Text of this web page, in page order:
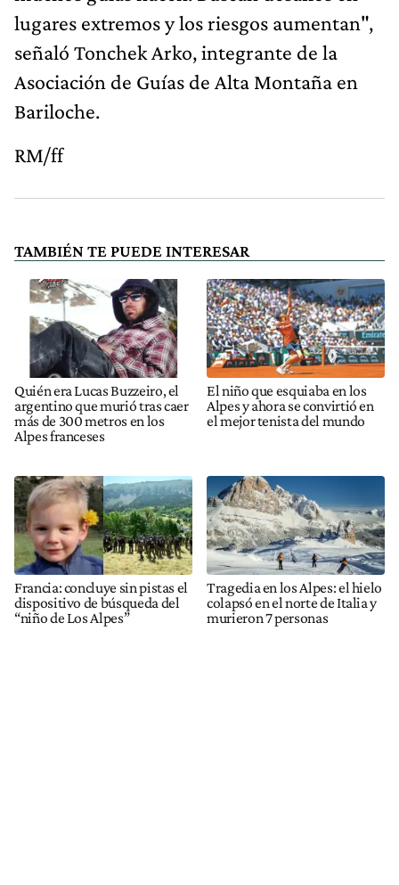
lugares extremos y los riesgos aumentan",
señaló Tonchek Arko, integrante de la
Asociación de Guías de Alta Montaña en
Bariloche.
RM/ff
TAMBIÉN TE PUEDE INTERESAR
Quién era Lucas Buzzeiro, el
argentino que murió tras caer
más de 300 metros en los
Alpes franceses
El niño que esquiaba en los
Alpes y ahora se convirtió en
el mejor tenista del mundo
Francia: concluye sin pistas el
dispositivo de búsqueda del
“niño de Los Alpes”
Tragedia en los Alpes: el hielo
colapsó en el norte de Italia y
murieron 7 personas